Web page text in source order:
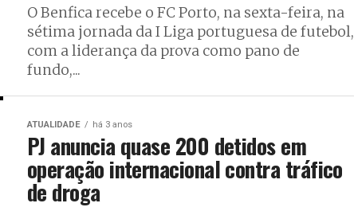
O Benfica recebe o FC Porto, na sexta-feira, na
sétima jornada da I Liga portuguesa de futebol,
com a liderança da prova como pano de
fundo,...
ATUALIDADE há 3 anos
PJ anuncia quase 200 detidos em
operação internacional contra tráfico
de droga